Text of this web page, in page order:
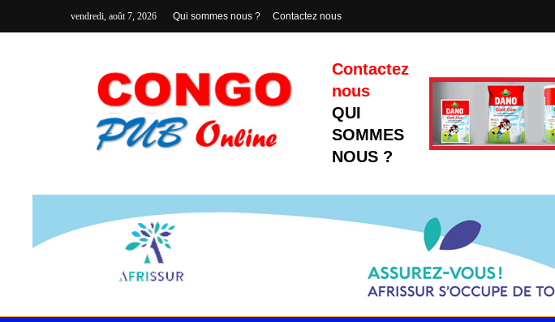
vendredi, août 7, 2026 Qui sommes nous ? Contactez nous
Contactez
nous
QUI
SOMMES
NOUS ?